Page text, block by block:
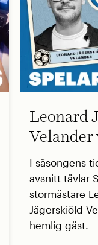
Leonard
Velander
I säsongens
avsnitt tävlar
stormästare
Jägerskiöld
hemlig gäst.